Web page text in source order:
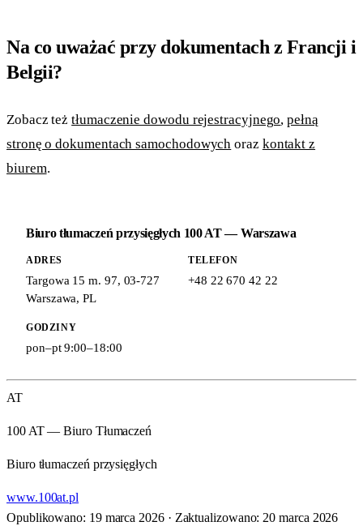
Na co uważać przy dokumentach z Francji i
Belgii?
Zobacz teżtłumaczenie dowodu rejestracyjnego,pełną
stronę o dokumentach samochodowych oraz kontakt z
biurem.
Biuro tłumaczeń przysięgłych 100 AT — Warszawa
ADRES
Targowa 15 m. 97, 03-727
Warszawa,PL
TELEFON
+48 22 670 42 22
GODZINY
pon–pt 9:00–18:00
AT
100 AT — Biuro Tłumaczeń
Biuro tłumaczeń przysięgłych
www.100at.pl
Opublikowano: 19 marca 2026 · Zaktualizowano: 20 marca 2026